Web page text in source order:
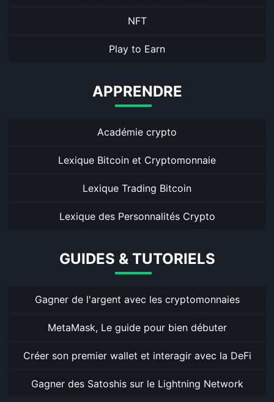
NFT
Play to Earn
APPRENDRE
Académie crypto
Lexique Bitcoin et Cryptomonnaie
Lexique Trading Bitcoin
Lexique des Personnalités Crypto
GUIDES & TUTORIELS
Gagner de l'argent avec les cryptomonnaies
MetaMask, Le guide pour bien débuter
Créer son premier wallet et interagir avec la DeFi
Gagner des Satoshis sur le Lightning Network